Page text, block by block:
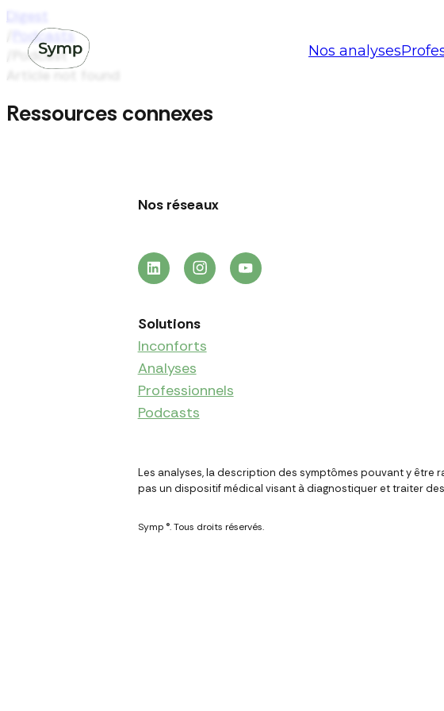
Nos analyses
Digest
Podcasts
Podcast
Article not found
Ressources connexes
Nos réseaux
Solutions
Inconforts
Analyses
Professionnels
Podcasts
Les analyses, la description des symptômes pouvant y
pas un dispositif médical visant à diagnostiquer et traiter
Symp ®. Tous droits réservés.